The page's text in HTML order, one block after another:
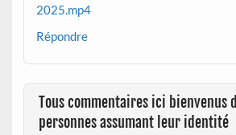
2025.mp4
Répondre
Tous commentaires ici bienvenus
personnes assumant leur identité